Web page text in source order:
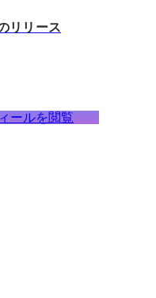
リリース
ールを閲覧